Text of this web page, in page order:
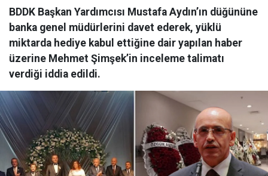
BDDK Başkan Yardımcısı Mustafa Aydın’ın düğününe
banka genel müdürlerini davet ederek, yüklü
miktarda hediye kabul ettiğine dair yapılan haber
üzerine Mehmet Şimşek’in inceleme talimatı
verdiği iddia edildi.